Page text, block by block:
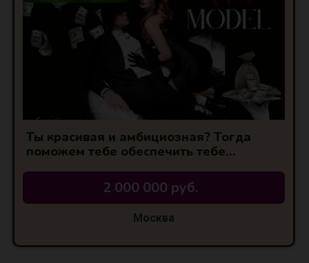
Ты красивая и амбициозная? Тогда
поможем тебе обеспечить тебе
2 000 000 руб.
Москва